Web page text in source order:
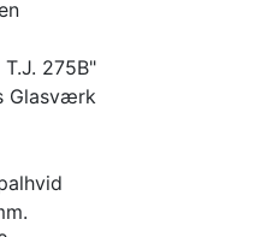
275B"
Glasværk